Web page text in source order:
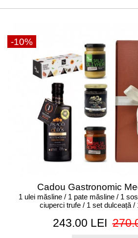
-10%
Cadou Gastronomic
1 ulei măsline / 1 pate măsline / 1
ciuperci trufe / 1 set dulceață /
243.00 LEI